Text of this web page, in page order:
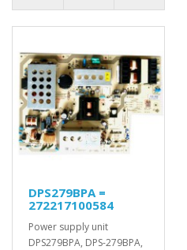
DPS279BPA =
272217100584
Power supply unit
DPS279BPA, DPS-279BPA,